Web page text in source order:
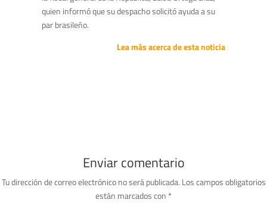
quien informó que su despacho solicitó ayuda a su
par brasileño.
Lea más acerca de esta noticia
Enviar comentario
Tu dirección de correo electrónico no será publicada. Los campos obligatorios
están marcados con *